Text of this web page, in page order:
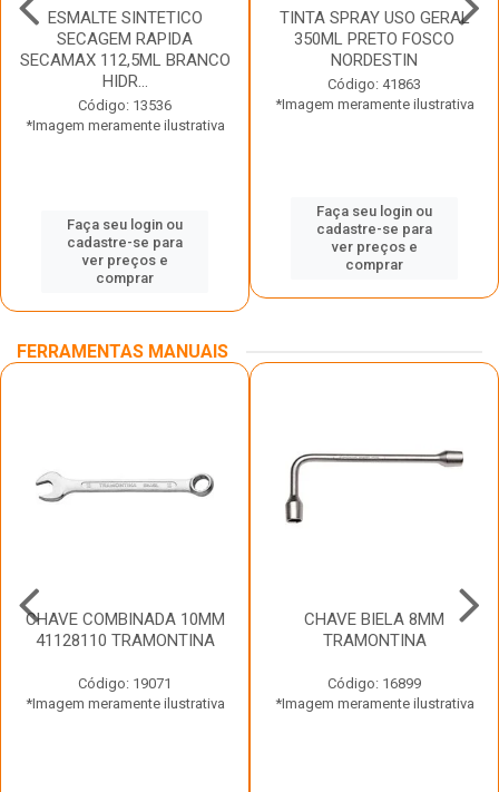
ESMALTE SINTETICO
SECAGEM RAPIDA
SECAMAX 112,5ML BRANCO
HIDR...
Código: 13536
*Imagem meramente ilustrativa
Faça seu login ou
cadastre-se para
ver preços e
comprar
TINTA SPRAY USO GERAL
350ML PRETO FOSCO
NORDESTIN
Código: 41863
*Imagem meramente ilustrativa
Faça seu login ou
cadastre-se para
ver preços e
comprar
FERRAMENTAS MANUAIS
CHAVE COMBINADA 10MM
41128110 TRAMONTINA
Código: 19071
*Imagem meramente ilustrativa
CHAVE BIELA 8MM
TRAMONTINA
Código: 16899
*Imagem meramente ilustrativa